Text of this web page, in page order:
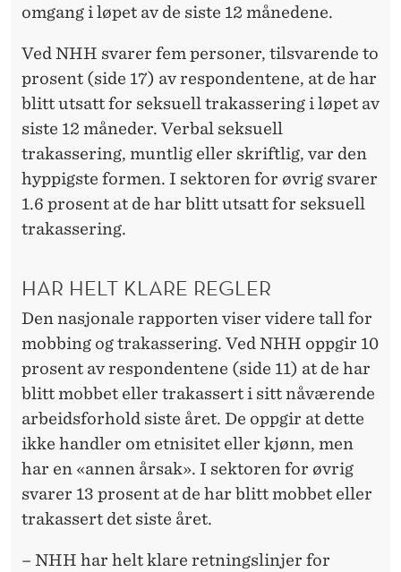
omgang i løpet av de siste 12 månedene.
Ved NHH svarer fem personer, tilsvarende to
prosent (side 17) av respondentene, at de har
blitt utsatt for seksuell trakassering i løpet av
siste 12 måneder. Verbal seksuell
trakassering, muntlig eller skriftlig, var den
hyppigste formen. I sektoren for øvrig svarer
1.6 prosent at de har blitt utsatt for seksuell
trakassering.
HAR HELT KLARE REGLER
Den nasjonale rapporten viser videre tall for
mobbing og trakassering. Ved NHH oppgir 10
prosent av respondentene (side 11) at de har
blitt mobbet eller trakassert i sitt nåværende
arbeidsforhold siste året. De oppgir at dette
ikke handler om etnisitet eller kjønn, men
har en «annen årsak». I sektoren for øvrig
svarer 13 prosent at de har blitt mobbet eller
trakassert det siste året.
– NHH har helt klare retningslinjer for